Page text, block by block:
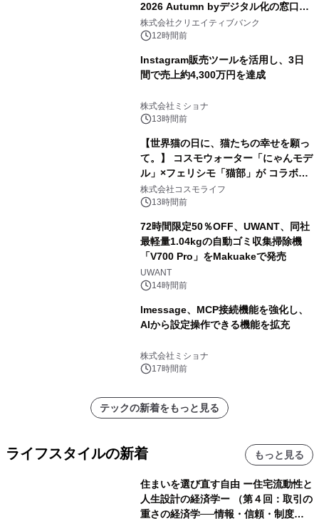
2026 Autumn byデジタル化の窓口」
開催
株式会社クリエイティブバンク
12時間前
Instagram販売ツールを活用し、3日
間で売上約4,300万円を達成
株式会社ミショナ
13時間前
【世界猫の日に、猫たちの幸せを願っ
て。】 コスモウォーター「にゃんモデ
ル」×フェリシモ「猫部」が コラボキ
ャンペーンを実施
株式会社コスモライフ
13時間前
72時間限定50％OFF、UWANT、同社
最軽量1.04kgの自動ゴミ収集掃除機
「V700 Pro」をMakuakeで発売
UWANT
14時間前
lmessage、MCP接続機能を強化し、
AIから設定操作できる機能を拡充
株式会社ミショナ
17時間前
テックの新着をもっと見る
ライフスタイルの新着 もっと見る
住まいを選び直す自由 ー住宅流動性と
人生設計の経済学ー （第４回：取引の
重さの経済学──情報・信頼・制度を